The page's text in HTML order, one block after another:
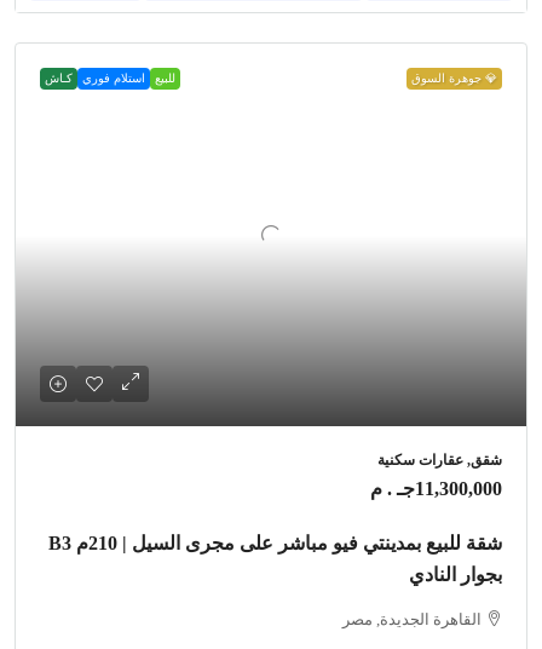
💎 جوهرة السوق للبيع استلام فوري كـاش
شقق, عقارات سكنية
11,300,000جـ . م
شقة للبيع بمدينتي فيو مباشر على مجرى السيل | 210م B3
بجوار النادي
القاهرة الجديدة, مصر